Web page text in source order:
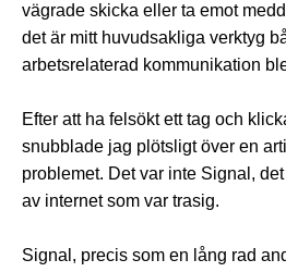
vägrade skicka eller ta emot
det är mitt huvudsakliga verktyg
arbetsrelaterad kommunikation
Efter att ha felsökt ett tag och
snubblade jag plötsligt över en
problemet. Det var inte Signal,
av internet som var trasig.
Signal, precis som en lång rad